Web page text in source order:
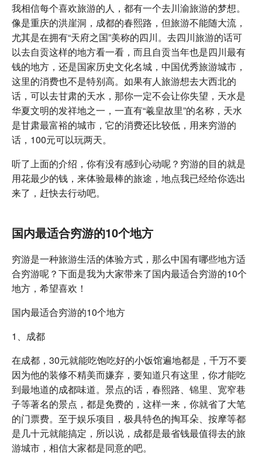
我相信每个喜欢旅游的人，都有一个去川渝旅游的梦想。
像是重庆的洪崖洞，成都的春熙路，但旅游不能随大流，
尤其是在拥有“天府之国”美称的四川。去四川旅游的话可
以去自贡这样的地方看一看，而且自贡当年也是四川最有
钱的地方，还是国家历史文化名城，中国优秀旅游城市，
这里的消费也不是特别高。如果有人旅游想去大西北的
话，可以去甘肃的天水，那你一定不会让你失望，天水是
华夏文明的发祥地之一，一直有“羲皇故里”的名称，天水
是甘肃最富裕的城市，它的消费还比较低，用来穷游的
话，100元可以玩两天。
听了上面的介绍，你有没有感到心动呢？穷游的目的就是
用花最少的钱，来体验最棒的旅途，地点我已经给你选出
来了，赶快去行动吧。
国内最适合穷游的10个地方
穷游是一种旅游生活的体验方式，那么中国有哪些地方适
合穷游呢？下面是我为大家带来了国内最适合穷游的10个
地方，希望喜欢！
国内最适合穷游的10个地方
1、成都
在成都，30元就能吃饱吃好的小饭馆遍地都是，千万不要
因为他的装修不精美而嫌弃，要知道只有这里，你才能吃
到最地道的成都味道。景点的话，春熙路、锦里、宽窄巷
子等著名的景点，都是免费的，这样一来，你就省了大笔
的门票费。至于娱乐项目，极具特色的掏耳朵、按摩等都
是几十元就能搞定，所以说，成都是最省钱最值得去的旅
游城市，相信大家都是同意的吧。